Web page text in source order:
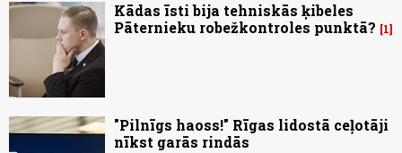
Kādas īsti bija tehniskās ķibeles
Pāternieku robežkontroles punktā?
1
"Pilnīgs haoss!" Rīgas lidostā ceļotāji
nīkst garās rindās